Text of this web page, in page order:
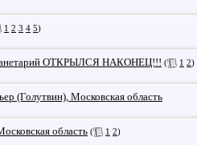
1 2 3 4 5)
ОТКРЫЛСЯ НАКОНЕЦ!!! ( 1 2)
(Голутвин), Московская область
область ( 1 2)